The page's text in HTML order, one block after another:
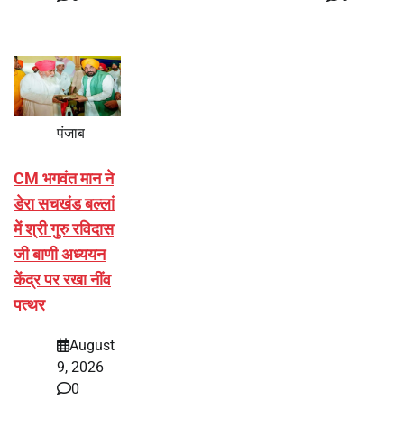
पंजाब
CM भगवंत मान ने
डेरा सचखंड बल्लां
में श्री गुरु रविदास
जी बाणी अध्ययन
केंद्र पर रखा नींव
पत्थर
August
9, 2026
0